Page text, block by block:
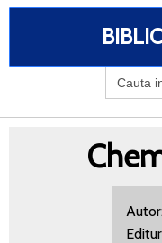
Search
for: